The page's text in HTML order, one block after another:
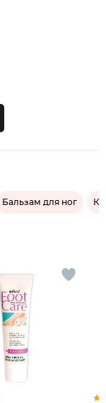
Бальзам для ног